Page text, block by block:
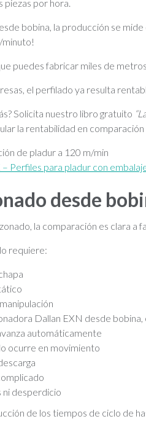
piezas por hora.
bobina, la producción se
puedes fabricar miles de
el perfilado ya resulta
Solicita nuestro libro gratuito
la rentabilidad en
de pladur a 120 m/min
Perfiles para pladur con
desde
la comparación es clara a
requiere:
Dallan EXN desde
automáticamente
ocurre en movimiento
desperdicio
de los tiempos de ciclo de